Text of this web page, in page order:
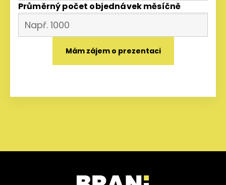
Průměrný počet objednávek měsíčně